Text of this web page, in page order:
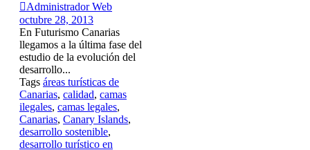
Administrador Web
octubre 28, 2013
En Futurismo Canarias
llegamos a la última fase del
estudio de la evolución del
desarrollo...
Tags áreas turísticas de
Canarias, calidad, camas
ilegales, camas legales,
Canarias, Canary Islands,
desarrollo sostenible,
desarrollo turístico en